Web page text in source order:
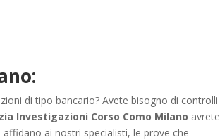
di tipo bancario? Avete bisogno di controlli
Investigazioni Corso Como Milano avrete
ai nostri specialisti, le prove che